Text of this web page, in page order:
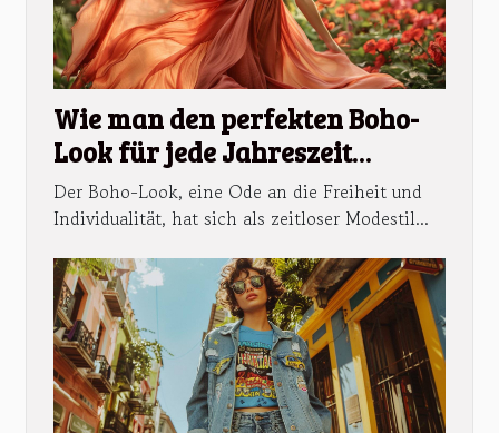
Wie man den perfekten Boho-
Look für jede Jahreszeit
zusammenstellt
Der Boho-Look, eine Ode an die Freiheit und
Individualität, hat sich als zeitloser Modestil...